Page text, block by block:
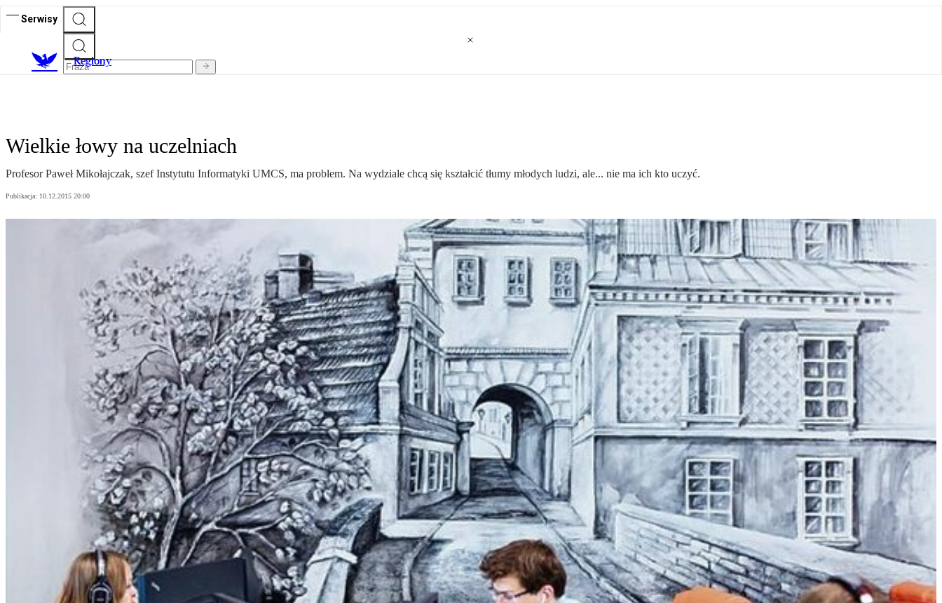
Serwisy
Regiony
Wielkie łowy na uczelniach
Profesor Paweł Mikołajczak, szef Instytutu Informatyki UMCS, ma problem. Na wydziale chcą się kształcić tłumy młodych ludzi, ale... nie ma ich kto uczyć.
Publikacja: 10.12.2015 20:00